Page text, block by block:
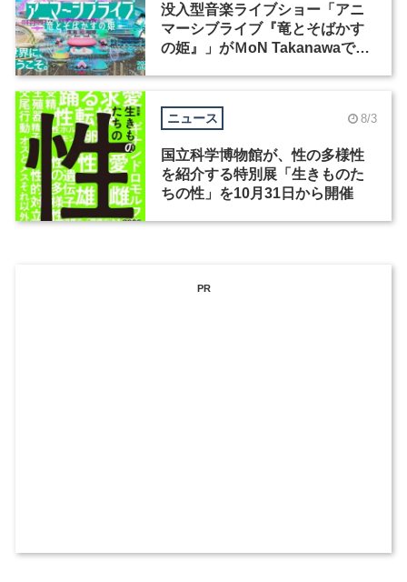
没入型音楽ライブショー「アニ
マーシブライブ『竜とそばかす
の姫』」がＭoN Takanawaで開
ニュース 8/3
国立科学博物館が、性の多様性
を紹介する特別展「生きものた
ちの性」を10月31日から開催
PR